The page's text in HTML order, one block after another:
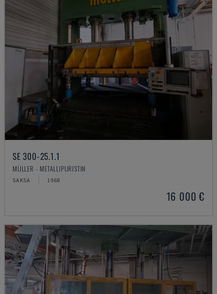
SE 300-25.1.1
MÜLLER - METALLIPURISTIN
SAKSA 1968
16 000 €